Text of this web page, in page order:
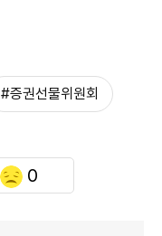
#증권선물위원회
0